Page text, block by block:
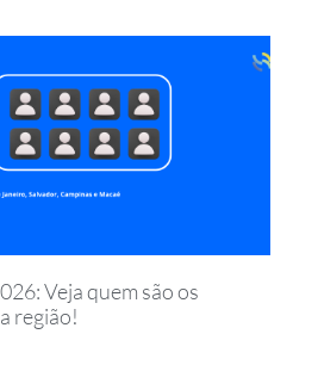
Veja quem são os
região!